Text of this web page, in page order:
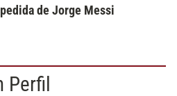
de Jorge Messi
Perfil